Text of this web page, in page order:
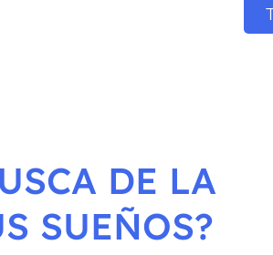
DE LA
SUEÑOS?